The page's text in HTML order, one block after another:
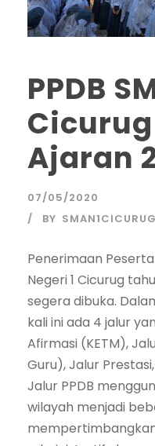
PPDB
Ajaran
07/05/2020
BY
Penerimaan Peserta
Negeri 1 Cicurug
segera dibuka.
kali ini ada 4 jalur
Afirmasi (KETM),
Guru), Jalur
Jalur PPDB
wilayah menjadi